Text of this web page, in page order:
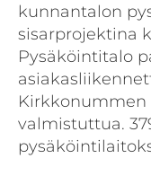
kunnantalon
sisarprojektina
Pysäköintitalo
valmistuttua.